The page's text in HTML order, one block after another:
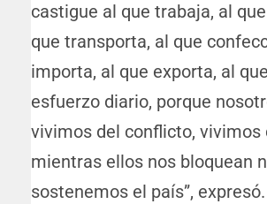
castigue al que trabaja, al
que transporta, al que
importa, al que exporta, al
esfuerzo diario, porque
vivimos del conflicto, vivimos
mientras ellos nos bloquean
sostenemos el país”, expresó.